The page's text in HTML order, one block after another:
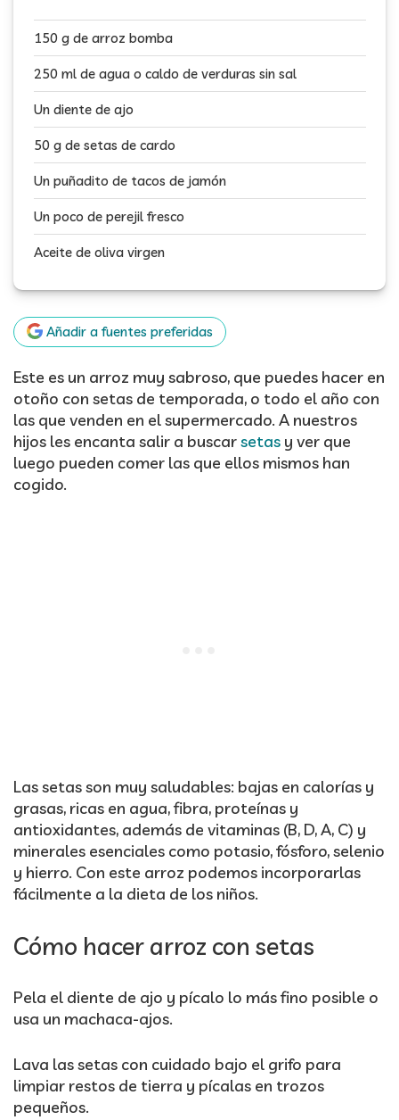
150 g de arroz bomba
250 ml de agua o caldo de verduras sin sal
Un diente de ajo
50 g de setas de cardo
Un puñadito de tacos de jamón
Un poco de perejil fresco
Aceite de oliva virgen
Añadir a fuentes preferidas
Este es un arroz muy sabroso, que puedes hacer en
otoño con setas de temporada, o todo el año con
las que venden en el supermercado. A nuestros
hijos les encanta salir a buscarsetas y ver que
luego pueden comer las que ellos mismos han
cogido.
Las setas son muy saludables: bajas en calorías y
grasas, ricas en agua, fibra, proteínas y
antioxidantes, además de vitaminas (B, D, A, C) y
minerales esenciales como potasio, fósforo, selenio
y hierro. Con este arroz podemos incorporarlas
fácilmente a la dieta de los niños.
Cómo hacer arroz con setas
Pela el diente de ajo y pícalo lo más fino posible o
usa un machaca-ajos.
Lava las setas con cuidado bajo el grifo para
limpiar restos de tierra y pícalas en trozos
pequeños.